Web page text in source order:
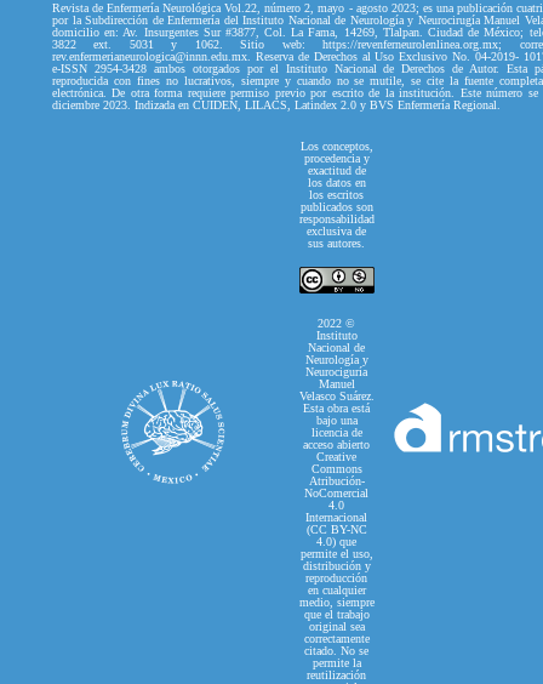
Revista de Enfermería Neurológica Vol.22, número 2, mayo - agosto 2023; es una publicación
por la Subdirección de Enfermería del Instituto Nacional de Neurología y Neurocirugía Manuel
domicilio en: Av. Insurgentes Sur #3877, Col. La Fama, 14269, Tlalpan. Ciudad de México;
3822 ext. 5031 y 1062. Sitio web: https://revenferneurolenlinea.org.mx;
rev.enfermerianeurologica@innn.edu.mx. Reserva de Derechos al Uso Exclusivo No. 04-2019-
e-ISSN 2954-3428 ambos otorgados por el Instituto Nacional de Derechos de Autor. Esta
reproducida con fines no lucrativos, siempre y cuando no se mutile, se cite la fuente
electrónica. De otra forma requiere permiso previo por escrito de la institución. Este número
diciembre 2023. Indizada en CUIDEN, LILACS, Latindex 2.0 y BVS Enfermería Regional.
Los conceptos,
procedencia y
exactitud de
los datos en
los escritos
publicados son
responsabilidad
exclusiva de
sus autores.
2022 ©
Instituto
Nacional de
Neurología y
Neurociguría
Manuel
Velasco Suárez.
Esta obra está
bajo una
licencia de
acceso abierto
Creative
Commons
Atribución-
NoComercial
4.0
Internacional
(CC BY-NC
4.0) que
permite el uso,
distribución y
reproducción
en cualquier
medio, siempre
que el trabajo
original sea
correctamente
citado. No se
permite la
reutilización